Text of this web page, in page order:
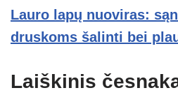
Lauro lapų nuoviras:
druskoms šalinti bei
Laiškinis